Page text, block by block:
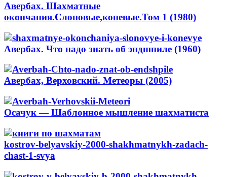
Авербах. Шахматные
окончания.Слоновые,коневые.Том 1 (1980)
Авербах. Что надо знать об эндшпиле (1960)
Авербах, Верховский. Метеоры (2005)
Осачук — Шаблонное мышление шахматиста
kostrov-belyavskiy-2000-shakhmatnykh-zadach-
chast-1-svya